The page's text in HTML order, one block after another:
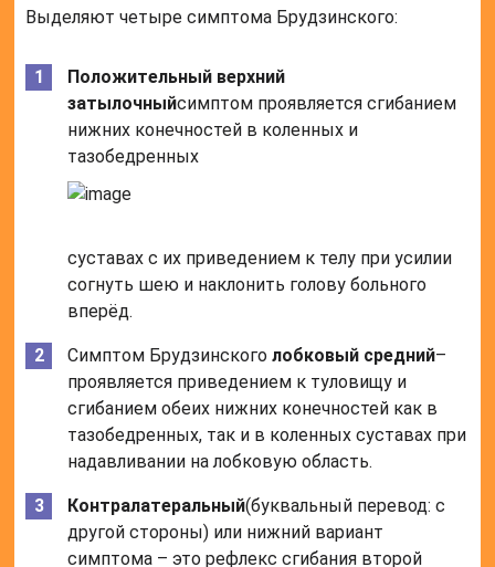
Выделяют четыре симптома Брудзинского:
Положительный верхний
затылочныйсимптом проявляется сгибанием
нижних конечностей в коленных и
тазобедренных
суставах с их приведением к телу при усилии
согнуть шею и наклонить голову больного
вперёд.
Симптом Брудзинскоголобковый средний–
проявляется приведением к туловищу и
сгибанием обеих нижних конечностей как в
тазобедренных, так и в коленных суставах при
надавливании на лобковую область.
Контралатеральный(буквальный перевод: с
другой стороны) или нижний вариант
симптома – это рефлекс сгибания второй